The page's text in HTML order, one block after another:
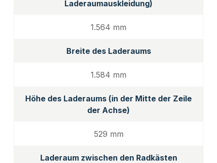
Laderaumauskleidung)
1.564 mm
Breite des Laderaums
1.584 mm
Höhe des Laderaums (in der Mitte der Zeile
der Achse)
529 mm
Laderaum zwischen den Radkästen